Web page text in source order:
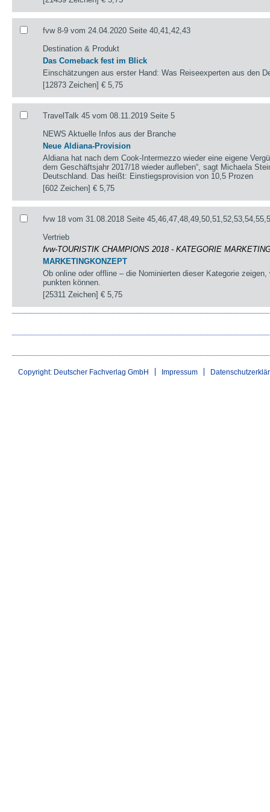
fvw 8-9 vom 24.04.2020 Seite 40,41,42,43
Destination & Produkt
Das Comeback fest im Blick
Einschätzungen aus erster Hand: Was Reiseexperten aus den
[12873 Zeichen]€ 5,75
TravelTalk 45 vom 08.11.2019 Seite 5
NEWS Aktuelle Infos aus der Branche
Neue Aldiana-Provision
Aldiana hat nach dem Cook-Intermezzo wieder eine eigene
dem Geschäftsjahr 2017/18 wieder aufleben“, sagt Michaela
Deutschland. Das heißt: Einstiegsprovision von 10,5 Prozen
[602 Zeichen]€ 5,75
fvw 18 vom 31.08.2018 Seite
Vertrieb
fvw-TOURISTIK CHAMPIONS 2018 - KATEGORIE
MARKETINGKONZEPT
Ob online oder offline – die Nominierten dieser Kategorie
punkten können.
[25311 Zeichen]€ 5,75
Copyright: Deutscher Fachverlag GmbH Impressum